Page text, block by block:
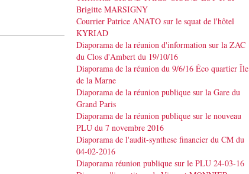
Brigitte MARSIGNY
Courrier Patrice ANATO sur le squat de l'hôtel
KYRIAD
Diaporama de la réunion d'information sur la ZAC
du Clos d'Ambert du 19/10/16
Diaporama de la réunion du 9/6/16 Éco quartier Île
de la Marne
Diaporama de la réunion publique sur la Gare du
Grand Paris
Diaporama de la réunion publique sur le nouveau
PLU du 7 novembre 2016
Diaporama de l'audit-synthese financier du CM du
04-02-2016
Diaporama réunion publique sur le PLU 24-03-16